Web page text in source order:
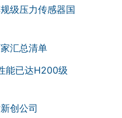
级压力传感器国
汇总清单
能已达H200级
创公司